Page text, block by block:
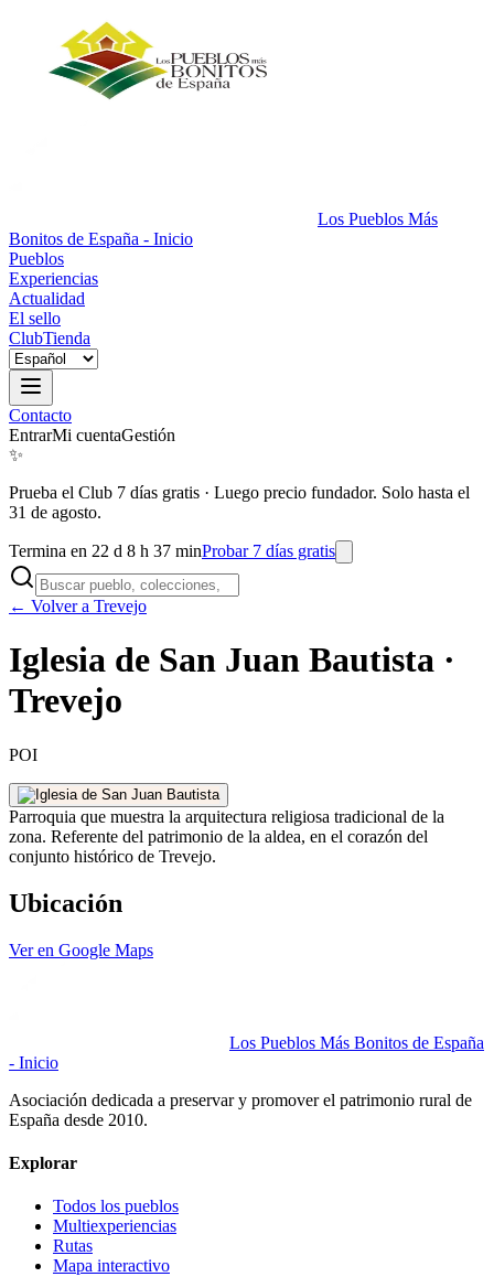
Los Pueblos Más
Bonitos de España - Inicio
Pueblos
Experiencias
Actualidad
El sello
ClubTienda
Contacto
EntrarMi cuentaGestión
✨
Prueba el Club 7 días gratis · Luego precio fundador. Solo hasta el
31 de agosto.
Termina en 22 d 8 h 37 minProbar 7 días gratis
← Volver a Trevejo
Iglesia de San Juan Bautista ·
Trevejo
POI
Parroquia que muestra la arquitectura religiosa tradicional de la
zona. Referente del patrimonio de la aldea, en el corazón del
conjunto histórico de Trevejo.
Ubicación
Ver en Google Maps
Los Pueblos Más Bonitos de España
- Inicio
Asociación dedicada a preservar y promover el patrimonio rural de
España desde 2010.
Explorar
Todos los pueblos
Multiexperiencias
Rutas
Mapa interactivo